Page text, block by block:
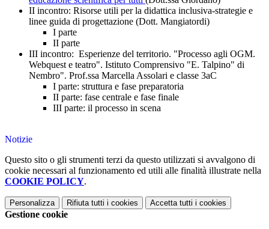
II incontro: Risorse utili per la didattica inclusiva-strategie e
linee guida di progettazione (Dott. Mangiatordi)
I parte
II parte
III incontro: Esperienze del territorio. "Processo agli OGM.
Webquest e teatro". Istituto Comprensivo "E. Talpino" di
Nembro". Prof.ssa Marcella Assolari e classe 3aC
I parte: struttura e fase preparatoria
II parte: fase centrale e fase finale
III parte: il processo in scena
Notizie
Questo sito o gli strumenti terzi da questo utilizzati si avvalgono di
cookie necessari al funzionamento ed utili alle finalità illustrate nella
COOKIE POLICY.
Personalizza Rifiuta tutti i cookies Accetta tutti i cookies
Gestione cookie